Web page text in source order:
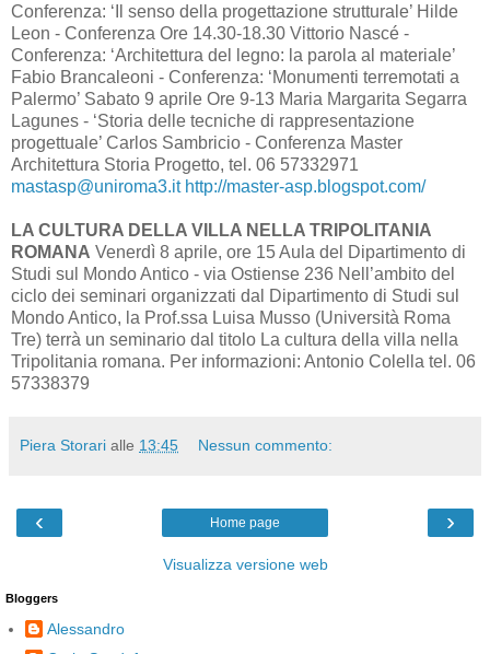
Conferenza: ‘Il senso della progettazione strutturale’ Hilde
Leon - Conferenza Ore 14.30-18.30 Vittorio Nascé -
Conferenza: ‘Architettura del legno: la parola al materiale’
Fabio Brancaleoni - Conferenza: ‘Monumenti terremotati a
Palermo’ Sabato 9 aprile Ore 9-13 Maria Margarita Segarra
Lagunes - ‘Storia delle tecniche di rappresentazione
progettuale’ Carlos Sambricio - Conferenza Master
Architettura Storia Progetto, tel. 06 57332971
mastasp@uniroma3.it http://master-asp.blogspot.com/
LA CULTURA DELLA VILLA NELLA TRIPOLITANIA
ROMANA Venerdì 8 aprile, ore 15 Aula del Dipartimento di
Studi sul Mondo Antico - via Ostiense 236 Nell’ambito del
ciclo dei seminari organizzati dal Dipartimento di Studi sul
Mondo Antico, la Prof.ssa Luisa Musso (Università Roma
Tre) terrà un seminario dal titolo La cultura della villa nella
Tripolitania romana. Per informazioni: Antonio Colella tel. 06
57338379
Piera Storari alle 13:45 Nessun commento:
‹ ›
Home page
Visualizza versione web
Bloggers
Alessandro